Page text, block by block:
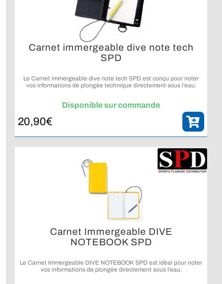
Carnet immergeable dive note tech
SPD
Le Carnet immergeable dive note tech SPD est conçu pour noter
vos informations de plongée technique directement sous l’eau.
Disponible sur commande
20,90€
Carnet Immergeable DIVE
NOTEBOOK SPD
Le Carnet Immergeable DIVE NOTEBOOK SPD est idéal pour noter
vos informations de plongée directement sous l’eau.